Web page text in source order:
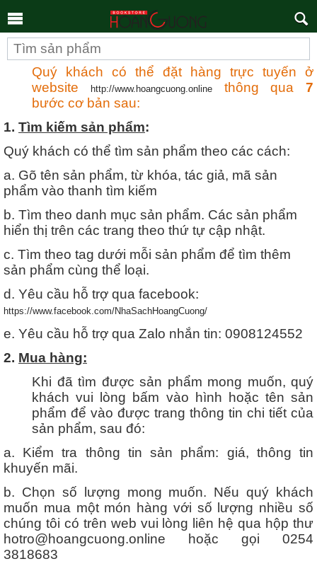
kiếm
Quý khách có thể đặt hàng trực tuyến ở
website
http://www.hoangcuong.onlinethông qua 7
bước cơ bản sau:
1. Tìm kiếm sản phẩm:
Quý khách có thể tìm sản phẩm theo các cách:
a. Gõ tên sản phẩm, từ khóa, tác giả, mã sản
phẩm vào thanh tìm kiếm
b. Tìm theo danh mục sản phẩm. Các sản phẩm
hiển thị trên các trang theo thứ tự cập nhật.
c. Tìm theo tag dưới mỗi sản phẩm để tìm thêm
sản phẩm cùng thể loại.
d. Yêu cầu hỗ trợ qua facebook:
https://www.facebook.com/NhaSachHoangCuong/
e. Yêu cầu hỗ trợ qua Zalo nhắn tin: 0908124552
2. Mua hàng:
Khi đã tìm được sản phẩm mong muốn, quý
khách vui lòng bấm vào hình hoặc tên sản
phẩm để vào được trang thông tin chi tiết của
sản phẩm, sau đó:
a. Kiểm tra thông tin sản phẩm: giá, thông tin
khuyến mãi.
b. Chọn số lượng mong muốn. Nếu quý khách
muốn mua một món hàng với số lượng nhiều số
chúng tôi có trên web vui lòng liên hệ qua hộp thư
hotro@hoangcuong.online hoặc gọi 0254
3818683